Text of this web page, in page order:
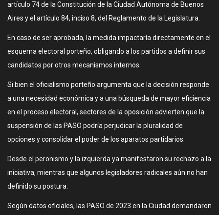
artículo 74 de la Constitución de la Ciudad Autónoma de Buenos
Aires y el artículo 84, inciso 8, del Reglamento de la Legislatura.
En caso de ser aprobada, la medida impactaría directamente en el
esquema electoral porteño, obligando a los partidos a definir sus
candidatos por otros mecanismos internos.
Si bien el oficialismo porteño argumenta que la decisión responde
a una necesidad económica y a una búsqueda de mayor eficiencia
en el proceso electoral, sectores de la oposición advierten que la
suspensión de las PASO podría perjudicar la pluralidad de
opciones y consolidar el poder de los aparatos partidarios.
Desde el peronismo y la izquierda ya manifestaron su rechazo a la
iniciativa, mientras que algunos legisladores radicales aún no han
definido su postura.
Según datos oficiales, las PASO de 2023 en la Ciudad demandaron